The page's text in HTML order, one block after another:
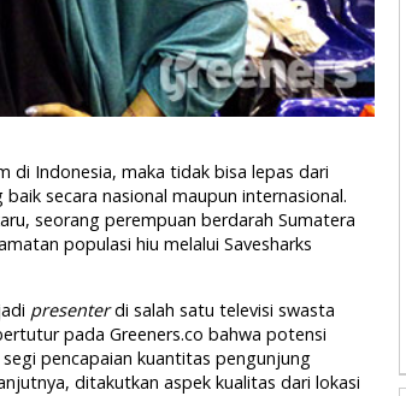
di Indonesia, maka tidak bisa lepas dari
secara nasional maupun internasional.
seorang perempuan berdarah Sumatera
populasi hiu melalui Savesharks
presenterdi salah satu televisi swasta
pada Greeners.co bahwa potensi
pencapaian kuantitas pengunjung
ditakutkan aspek kualitas dari lokasi